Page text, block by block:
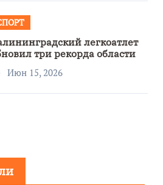
легкоатлет
три рекорда области
Июн 15, 2026